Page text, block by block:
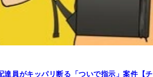
達員がキッパリ断る「ついで指示」案件【チ